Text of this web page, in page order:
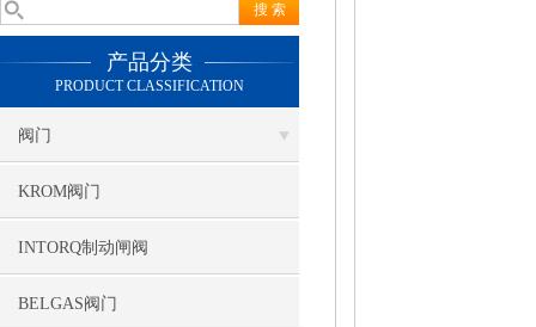
产品分类
PRODUCT CLASSIFICATION
阀门
KROM阀门
INTORQ制动闸阀
BELGAS阀门